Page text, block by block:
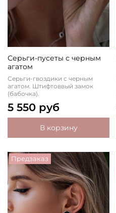
Серьги-пусеты с черным
агатом
Серьги-гвоздики с черным
агатом. Штифтоввый замок
(бабочка).
5 550 руб
В корзину
Предзаказ